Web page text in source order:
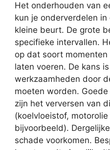
Het onderhouden van
kun je onderverdelen
kleine beurt. De grote
specifieke intervallen.
op dat soort
laten voeren. De kans
werkzaamheden door
moeten worden.
zijn het verversen van
(koelvloeistof,
bijvoorbeeld).
schade voorkomen.